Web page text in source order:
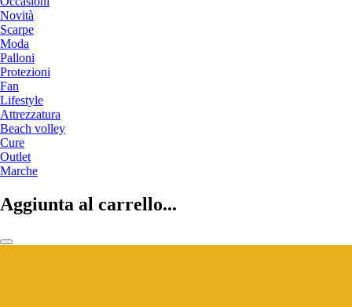
Novità
Scarpe
Moda
Palloni
Protezioni
Fan
Lifestyle
Attrezzatura
Beach volley
Cure
Outlet
Marche
Aggiunta al carrello...